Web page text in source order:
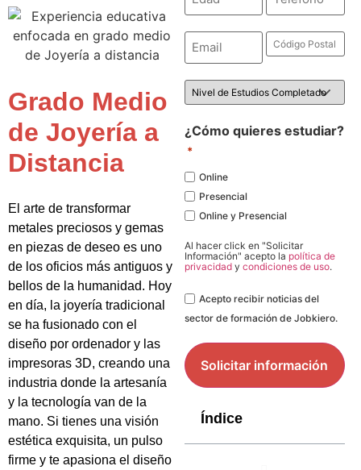
Grado Medio
de Joyería a
Distancia
El arte de transformar
metales preciosos y gemas
en piezas de deseo es uno
de los oficios más antiguos y
bellos de la humanidad. Hoy
en día, la joyería tradicional
se ha fusionado con el
diseño por ordenador y las
impresoras 3D, creando una
industria donde la artesanía
y la tecnología van de la
mano. Si tienes una visión
estética exquisita, un pulso
firme y te apasiona el diseño
Email
Código
Postal
Nivel
de
¿Cómo quieres estudiar?
*
Online
Presencial
Online y Presencial
Al hacer click en "Solicitar
Información" acepto la política de
privacidad y condiciones de uso.
LegalAcepto recibir noticias del
sector de formación de Jobkiero.
Índice